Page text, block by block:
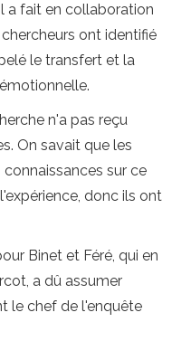
a fait en collaboration
ont identifié
le transfert et la
n'a pas reçu
On savait que les
sur ce
donc ils ont
Binet et Féré, qui en
a dû assumer
le chef de l'enquête